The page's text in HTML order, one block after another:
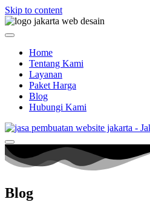
Skip to content
Home
Tentang Kami
Layanan
Paket Harga
Blog
Hubungi Kami
Blog